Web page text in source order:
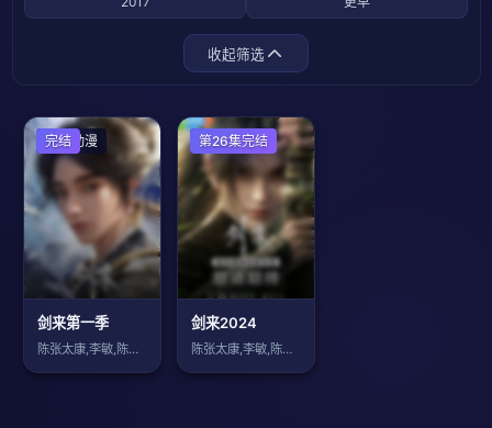
收起筛选
国产动漫
完结
剑来第一季
陈张太康,李敏,陈浩,云惟一,徐宇隆,惠
国产动漫
第26集完结
剑来2024
陈张太康,李敏,陈浩,云惟一,徐宇隆,惠